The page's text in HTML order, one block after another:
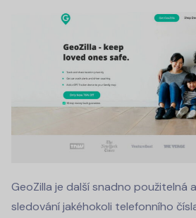
GeoZilla je další snadno použitelná
sledování jakéhokoli telefonního